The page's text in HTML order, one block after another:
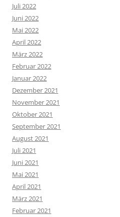
Juli 2022
Juni 2022
Mai 2022
April 2022
März 2022
Februar 2022
Januar 2022
Dezember 2021
November 2021
Oktober 2021
September 2021
August 2021
Juli 2021
Juni 2021
Mai 2021
April 2021
März 2021
Februar 2021